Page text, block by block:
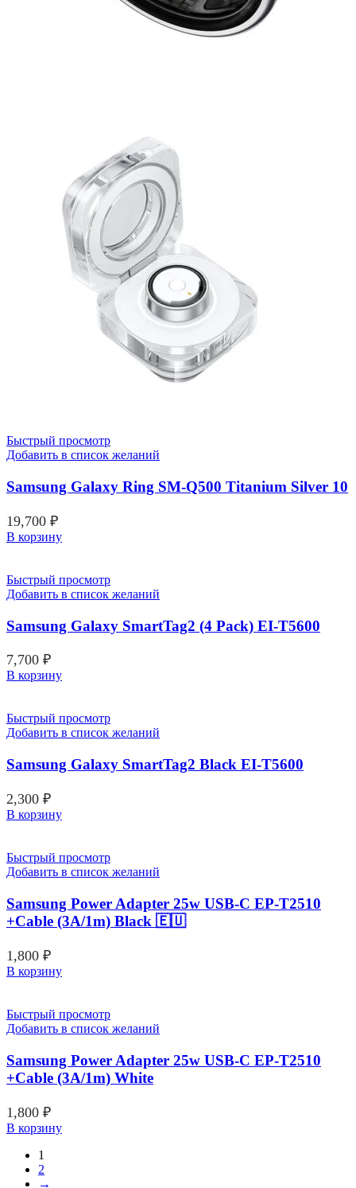
Быстрый просмотр
Добавить в список желаний
Samsung Galaxy Ring SM-Q500 Titanium Silver 10
19,700 ₽
В корзину
Быстрый просмотр
Добавить в список желаний
Samsung Galaxy SmartTag2 (4 Pack) EI-T5600
7,700 ₽
В корзину
Быстрый просмотр
Добавить в список желаний
Samsung Galaxy SmartTag2 Black EI-T5600
2,300 ₽
В корзину
Быстрый просмотр
Добавить в список желаний
Samsung Power Adapter 25w USB-C EP-T2510
+Cable (3A/1m) Black 🇪🇺
1,800 ₽
В корзину
Быстрый просмотр
Добавить в список желаний
Samsung Power Adapter 25w USB-C EP-T2510
+Cable (3A/1m) White
1,800 ₽
В корзину
1
2
→